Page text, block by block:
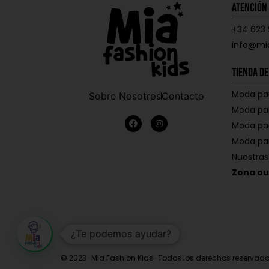
Sobre NosotrosContacto
+34 623
Tienda
Moda
Moda
Moda
Moda
Nuestras
Zona
© 2023 · Mia Fashion Kids · Todos los derechos
¿Te podemos ayudar?